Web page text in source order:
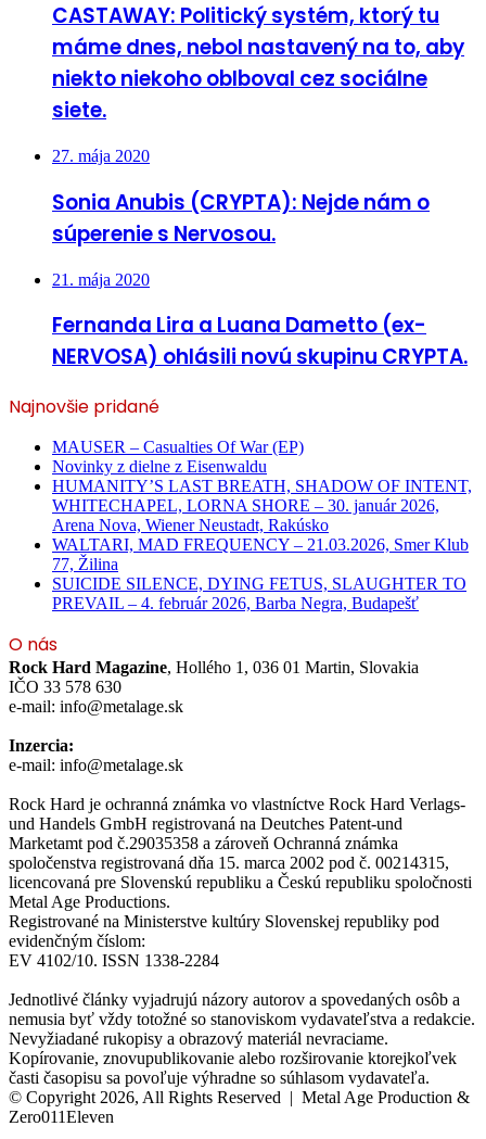
CASTAWAY: Politický systém, ktorý tu
máme dnes, nebol nastavený na to, aby
niekto niekoho oblboval cez sociálne
siete.
27. mája 2020
Sonia Anubis (CRYPTA): Nejde nám o
súperenie s Nervosou.
21. mája 2020
Fernanda Lira a Luana Dametto (ex-
NERVOSA) ohlásili novú skupinu CRYPTA.
Najnovšie pridané
MAUSER – Casualties Of War (EP)
Novinky z dielne z Eisenwaldu
HUMANITY’S LAST BREATH, SHADOW OF INTENT,
WHITECHAPEL, LORNA SHORE – 30. január 2026,
Arena Nova, Wiener Neustadt, Rakúsko
WALTARI, MAD FREQUENCY – 21.03.2026, Smer Klub
77, Žilina
SUICIDE SILENCE, DYING FETUS, SLAUGHTER TO
PREVAIL – 4. február 2026, Barba Negra, Budapešť
O nás
Rock Hard Magazine, Hollého 1, 036 01 Martin, Slovakia
IČO 33 578 630
e-mail: info@metalage.sk
Inzercia:
e-mail: info@metalage.sk
Rock Hard je ochranná známka vo vlastníctve Rock Hard Verlags-
und Handels GmbH registrovaná na Deutches Patent-und
Marketamt pod č.29035358 a zároveň Ochranná známka
spoločenstva registrovaná dňa 15. marca 2002 pod č. 00214315,
licencovaná pre Slovenskú republiku a Českú republiku spoločnosti
Metal Age Productions.
Registrované na Ministerstve kultúry Slovenskej republiky pod
evidenčným číslom:
EV 4102/10. ISSN 1338-2284
Jednotlivé články vyjadrujú názory autorov a spovedaných osôb a
nemusia byť vždy totožné so stanoviskom vydavateľstva a redakcie.
Nevyžiadané rukopisy a obrazový materiál nevraciame.
Kopírovanie, znovupublikovanie alebo rozširovanie ktorejkoľvek
časti časopisu sa povoľuje výhradne so súhlasom vydavateľa.
© Copyright 2026, All Rights Reserved | Metal Age Production &
Zero011Eleven